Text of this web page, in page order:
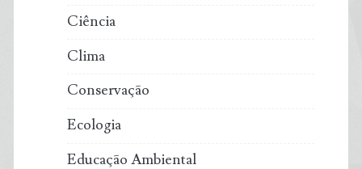
Ciência
Clima
Conservação
Ecologia
Educação Ambiental